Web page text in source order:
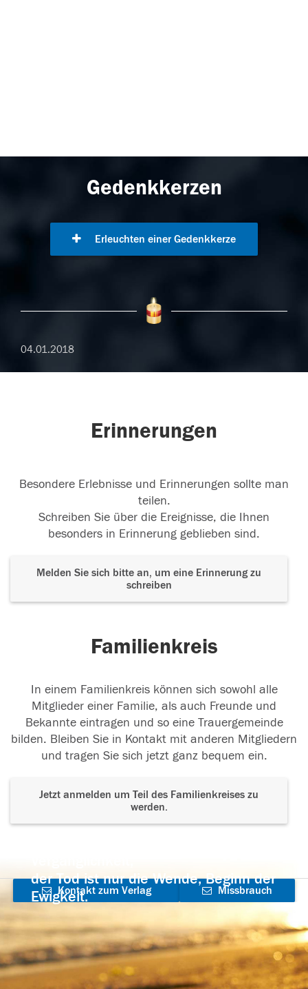
Gedenkkerzen
Erleuchten einer Gedenkkerze
04.01.2018
Erinnerungen
Besondere Erlebnisse und Erinnerungen sollte man
teilen.
Schreiben Sie über die Ereignisse, die Ihnen
besonders in Erinnerung geblieben sind.
Melden Sie sich bitte an, um eine Erinnerung zu
schreiben
Familienkreis
In einem Familienkreis können sich sowohl alle
Mitglieder einer Familie, als auch Freunde und
Bekannte eintragen und so eine Trauergemeinde
bilden. Bleiben Sie in Kontakt mit anderen Mitgliedern
und tragen Sie sich jetzt ganz bequem ein.
Jetzt anmelden um Teil des Familienkreises zu
werden.
der Tod ist nur die Wende, Beginn der
Ewigkeit.
Kontakt zum Verlag
aufnehmen
Missbrauch